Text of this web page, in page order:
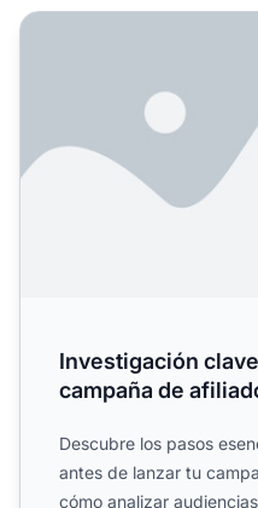
Investigación clave antes
Investigación
campaña de
Descubre los pasos
antes de lanzar tu
cómo analizar